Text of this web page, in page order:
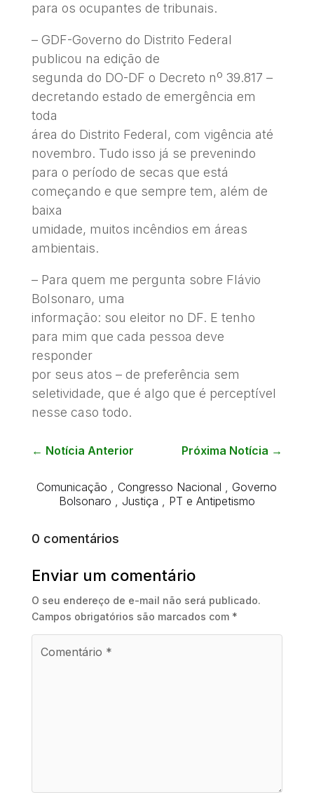
para os ocupantes de tribunais.
– GDF-Governo do Distrito Federal
publicou na edição de
segunda do DO-DF o Decreto nº 39.817 –
decretando estado de emergência em
toda
área do Distrito Federal, com vigência até
novembro. Tudo isso já se prevenindo
para o período de secas que está
começando e que sempre tem, além de
baixa
umidade, muitos incêndios em áreas
ambientais.
– Para quem me pergunta sobre Flávio
Bolsonaro, uma
informação: sou eleitor no DF. E tenho
para mim que cada pessoa deve
responder
por seus atos – de preferência sem
seletividade, que é algo que é perceptível
nesse caso todo.
← Notícia Anterior Próxima Notícia →
Comunicação , Congresso Nacional , Governo
Bolsonaro , Justiça , PT e Antipetismo
0 comentários
Enviar um comentário
O seu endereço de e-mail não será publicado.
Campos obrigatórios são marcados com *